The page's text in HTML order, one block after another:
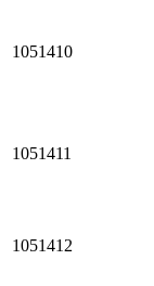
1051410
1051411
1051412